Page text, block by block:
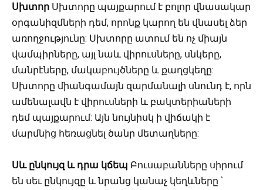
Սխտոր Սխտորը պայքարում է բոլոր վնասակար
օրգանիզմների դեմ, որոնք կարող են վնասել ձեր
առողջությունը: Սխտորը ատում են ոչ միայն
վամպիրները, այլ նաև վիրուսները, սնկերը,
մանրէները, մակաբույծները և քաղցկեղը:
Սխտորը միանգամայն զարմանալի սնունդ է, որն
ամենալավն է վիրուսների և բակտերիաների
դեմ պայքարում: Այն նույնիսկ ի վիճակի է
մարմնից հեռացնել ծանր մետաղները:
Սև ընկույզ և դրա կճեպ Բուսաբանները սիրում
են սեւ ընկույզը և նրանց կանաչ կեղևները ՝